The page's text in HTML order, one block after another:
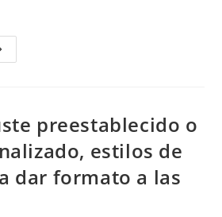
preestablecido o
estilos de
dar formato a las